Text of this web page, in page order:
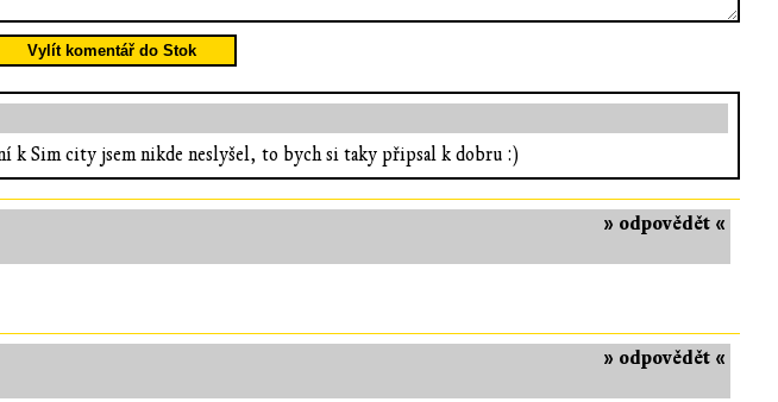
Vylít komentář do Stok
k Sim city jsem nikde neslyšel, to bych si taky připsal k dobru :)
» odpovědět «
» odpovědět «